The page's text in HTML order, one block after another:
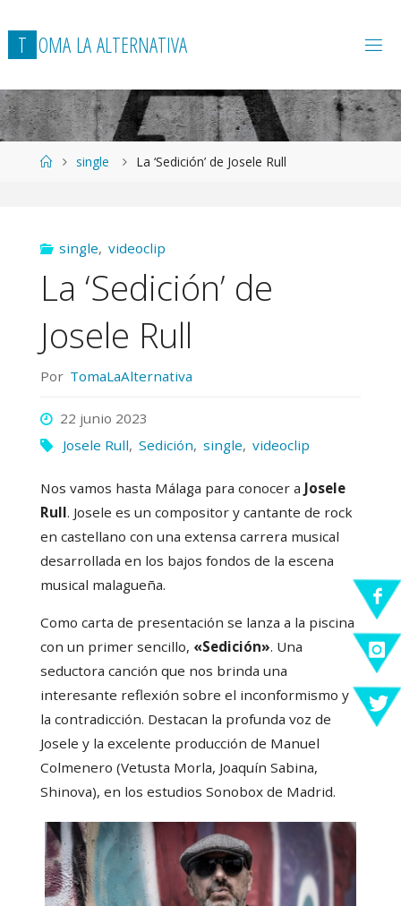
T OMA LAALTERNATIVA
Páginasingle La ‘Sedición’ de Josele Rull
single, videoclip
La ‘Sedición’ de
Josele Rull
Por TomaLaAlternativa
22 junio 2023
Josele Rull, Sedición, single, videoclip
Nos vamos hasta Málaga para conocer a Josele
Rull. Josele es un compositor y cantante de rock
en castellano con una extensa carrera musical
desarrollada en los bajos fondos de la escena
musical malagueña.
Como carta de presentación se lanza a la piscina
con un primer sencillo, «Sedición». Una
seductora canción que nos brinda una
interesante reflexión sobre el inconformismo y
la contradicción. Destacan la profunda voz de
Josele y la excelente producción de Manuel
Colmenero (Vetusta Morla, Joaquín Sabina,
Shinova), en los estudios Sonobox de Madrid.